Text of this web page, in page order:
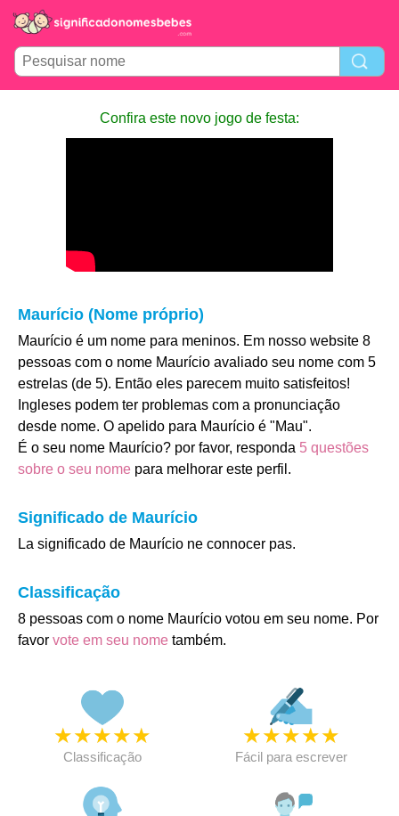
Confira este novo jogo de festa:
Maurício (Nome próprio)
Maurício é um nome para meninos. Em nosso website 8
pessoas com o nome Maurício avaliado seu nome com 5
estrelas (de 5). Então eles parecem muito satisfeitos!
Ingleses podem ter problemas com a pronunciação
desde nome. O apelido para Maurício é "Mau".
É o seu nome Maurício? por favor, responda 5 questões
sobre o seu nome para melhorar este perfil.
Significado de Maurício
La significado de Maurício ne connocer pas.
Classificação
8 pessoas com o nome Maurício votou em seu nome. Por
favor vote em seu nome também.
★★★★★
Classificação
★★★★★
Fácil para escrever